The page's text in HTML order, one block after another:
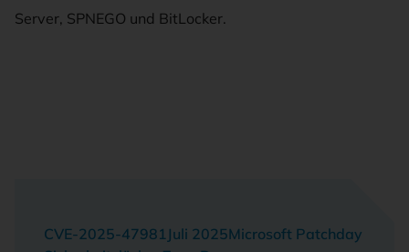
Server, SPNEGO und BitLocker.
CVE-2025-47981 Juli 2025Microsoft Patchday